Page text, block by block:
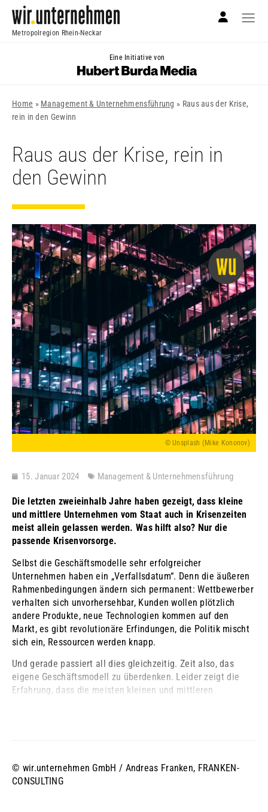
Metropolregion Rhein-Neckar
Eine Initiative von
Home » Management & Unternehmensführung » Raus aus der Krise,
rein in den Gewinn
Raus aus der Krise, rein in
den Gewinn
© Unsplash (Mike Kononov)
15. Januar 2024 Management & Unternehmensführung
Die letzten zweieinhalb Jahre haben gezeigt, dass kleine
und mittlere Unternehmen vom Staat auch in Krisenzeiten
meist allein gelassen werden. Was hilft also? Nur die
passende Krisenvorsorge.
Selbst die Geschäftsmodelle sehr erfolgreicher
Unternehmen haben ein „Verfallsdatum“. Denn die äußeren
Rahmenbedingungen ändern sich permanent: Wettbewerber
verhalten sich unvorhersehbar, Kunden wollen plötzlich
andere Produkte, neue Technologien kommen auf den
Markt, es gibt revolutionäre Erfindungen, die Politik mischt
sich ein, Ressourcen werden knapp.
Und gerade passiert all dies gleichzeitig. Zeit also, das
eigene Geschäftsmodell zu überdenken. Leider zeigt die
Erfahrung, dass die meisten kleinen und mittleren
© wir.unternehmen GmbH / Andreas Franken, FRANKEN-
CONSULTING